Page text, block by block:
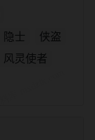
隐士
侠盗
风灵使者